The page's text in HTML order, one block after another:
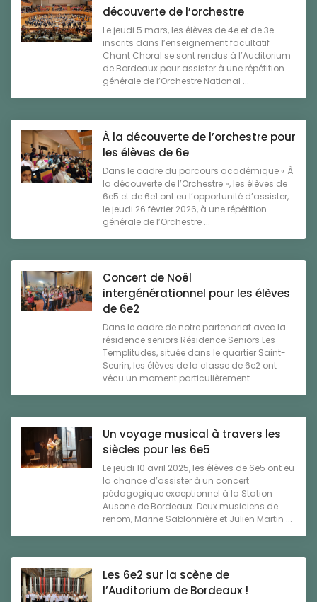
découverte de l’orchestre
Le jeudi 5 mars, les élèves de 4e et de 3e
inscrits dans l’enseignement facultatif
Chant Choral se sont rendus à l’Auditorium
de Bordeaux pour assister à une répétition
générale de l’Orchestre National ...
À la découverte de l’orchestre pour
les élèves de 6e
Dans le cadre du parcours académique « À
la découverte de l’Orchestre », les élèves de
6e5 et de 6e1 ont eu l’opportunité d’assister,
le jeudi 26 février 2026, à une répétition
générale de l’Orchestre ...
Concert de Noël
intergénérationnel pour les élèves
de 6e2
Dans le cadre de notre partenariat avec la
résidence seniors Résidence Seniors Les
Templitudes, située dans le quartier Saint-
Seurin, les élèves de la classe de 6e2 ont
vécu un moment particulièrement ...
Un voyage musical à travers les
siècles pour les 6e5
Le jeudi 10 avril 2025, les élèves de 6e5 ont eu
la chance d’assister à un concert
pédagogique exceptionnel à la Station
Ausone de Bordeaux. Deux musiciens de
renom, Marine Sablonnière et Julien Martin ...
Les 6e2 sur la scène de
l’Auditorium de Bordeaux !